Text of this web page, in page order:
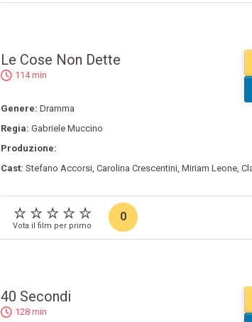
Le Cose Non Dette
114 min
Genere: Dramma
Regia: Gabriele Muccino
Produzione:
Cast: Stefano Accorsi, Carolina Crescentini, Miriam Leone,
Vota il film per primo
0
40 Secondi
128 min